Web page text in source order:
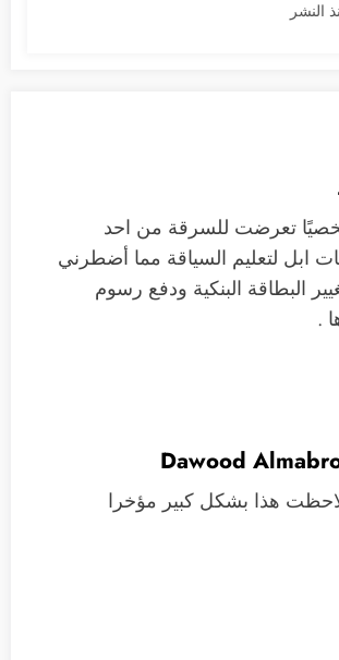
النشر
تعرضت للسرقة من احد
ابل لتعليم السياقة مما أضطرني
البطاقة البنكية ودفع رسوم
.
Dawood
هذا بشكل كبير مؤخرا